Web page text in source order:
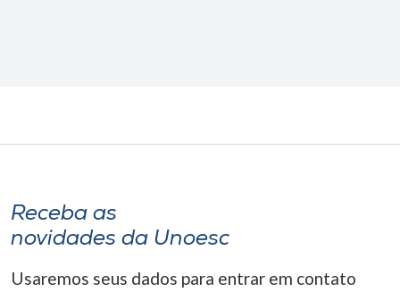
Receba as
novidades da Unoesc
Usaremos seus dados para entrar em contato